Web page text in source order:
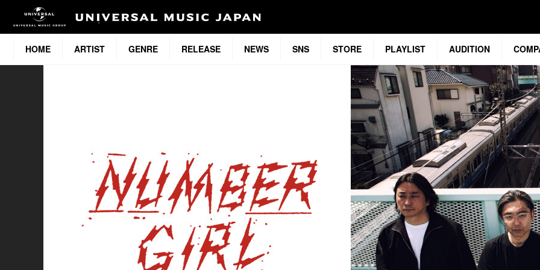
HOME ARTIST GENRE RELEASE NEWS SNS STORE PLAYLIST AUDITION